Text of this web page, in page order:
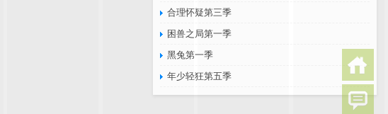
合理怀疑第三季
困兽之局第一季
黑兔第一季
年少轻狂第五季